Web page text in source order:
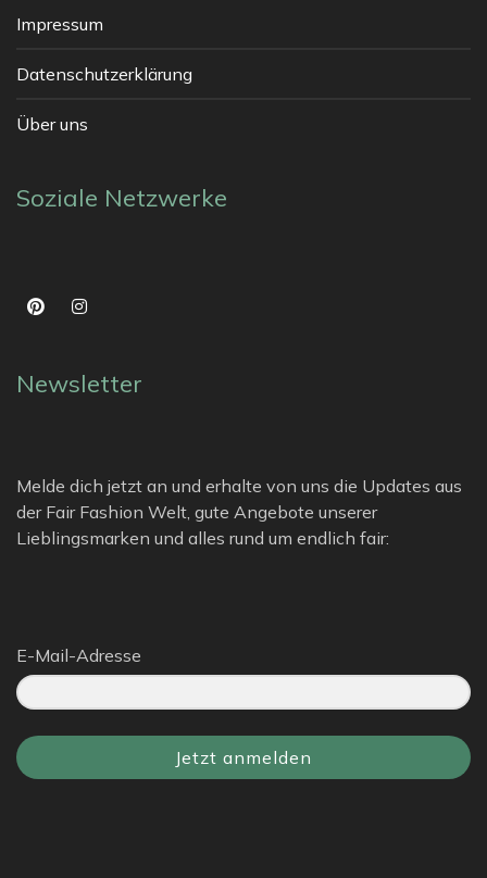
Impressum
Datenschutzerklärung
Über uns
Soziale Netzwerke
Newsletter
Melde dich jetzt an und erhalte von uns die Updates aus
der Fair Fashion Welt, gute Angebote unserer
Lieblingsmarken und alles rund um endlich fair:
E-Mail-Adresse
Jetzt anmelden